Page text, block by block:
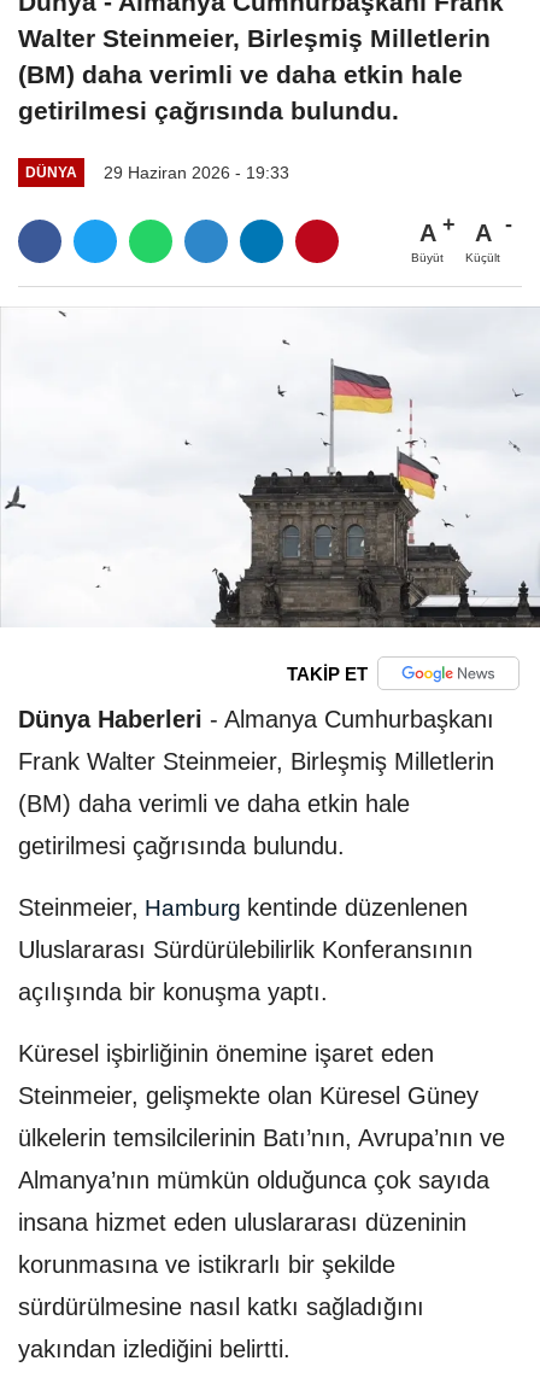
Walter Steinmeier, Birleşmiş Milletlerin
(BM) daha verimli ve daha etkin hale
getirilmesi çağrısında bulundu.
DÜNYA 29 Haziran 2026 - 19:33
A
Büyüt
A
Küçült
TAKİP ET
Dünya Haberleri - Almanya Cumhurbaşkanı
Frank Walter Steinmeier, Birleşmiş Milletlerin
(BM) daha verimli ve daha etkin hale
getirilmesi çağrısında bulundu.
Steinmeier, Hamburg kentinde düzenlenen
Uluslararası Sürdürülebilirlik Konferansının
açılışında bir konuşma yaptı.
Küresel işbirliğinin önemine işaret eden
Steinmeier, gelişmekte olan Küresel Güney
ülkelerin temsilcilerinin Batı’nın, Avrupa’nın ve
Almanya’nın mümkün olduğunca çok sayıda
insana hizmet eden uluslararası düzeninin
korunmasına ve istikrarlı bir şekilde
sürdürülmesine nasıl katkı sağladığını
yakından izlediğini belirtti.